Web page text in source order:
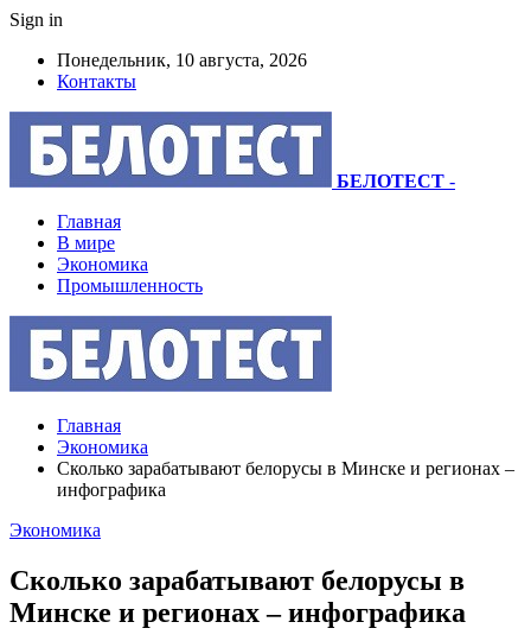
Sign in
Понедельник, 10 августа, 2026
Контакты
БЕЛОТЕСТ -
Главная
В мире
Экономика
Промышленность
Главная
Экономика
Сколько зарабатывают белорусы в Минске и регионах –
инфографика
Экономика
Сколько зарабатывают белорусы в
Минске и регионах – инфографика